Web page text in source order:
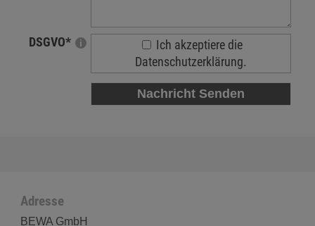
DSGVO*
Ich akzeptiere die
Datenschutzerklärung.
Adresse
BEWA GmbH